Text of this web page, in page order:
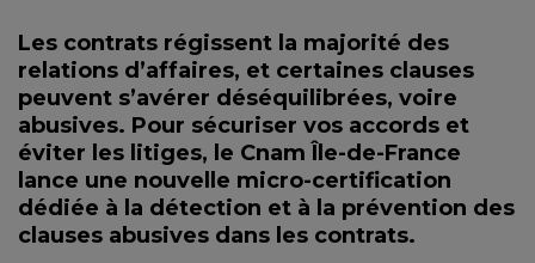
Les contrats régissent la majorité des
relations d’affaires, et certaines clauses
peuvent s’avérer déséquilibrées, voire
abusives. Pour sécuriser vos accords et
éviter les litiges, le Cnam Île-de-France
lance une nouvelle micro-certification
dédiée à la détection et à la prévention des
clauses abusives dans les contrats.